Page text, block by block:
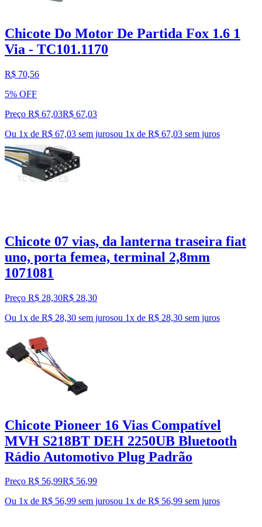
Chicote Do Motor De Partida Fox 1.6 1
Via - TC101.1170
R$ 70,56
5% OFF
Preço R$ 67,03R$ 67,03
Ou 1x de R$ 67,03 sem jurosou 1x de R$ 67,03 sem juros
Chicote 07 vias, da lanterna traseira fiat
uno, porta femea, terminal 2,8mm
1071081
Preço R$ 28,30R$ 28,30
Ou 1x de R$ 28,30 sem jurosou 1x de R$ 28,30 sem juros
Chicote Pioneer 16 Vias Compatível
MVH S218BT DEH 2250UB Bluetooth
Rádio Automotivo Plug Padrão
Preço R$ 56,99R$ 56,99
Ou 1x de R$ 56,99 sem jurosou 1x de R$ 56,99 sem juros